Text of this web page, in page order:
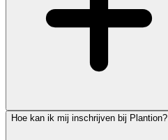
Hoe kan ik mij inschrijven bij Plantion?